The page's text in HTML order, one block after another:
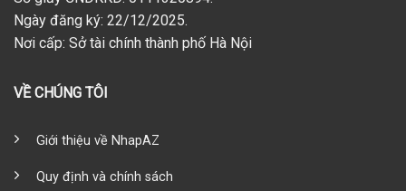
Ngày đăng ký: 22/12/2025.
Nơi cấp: Sở tài chính thành phố Hà Nội
VỀ CHÚNG TÔI
Giới thiệu về NhapAZ
Quy định và chính sách